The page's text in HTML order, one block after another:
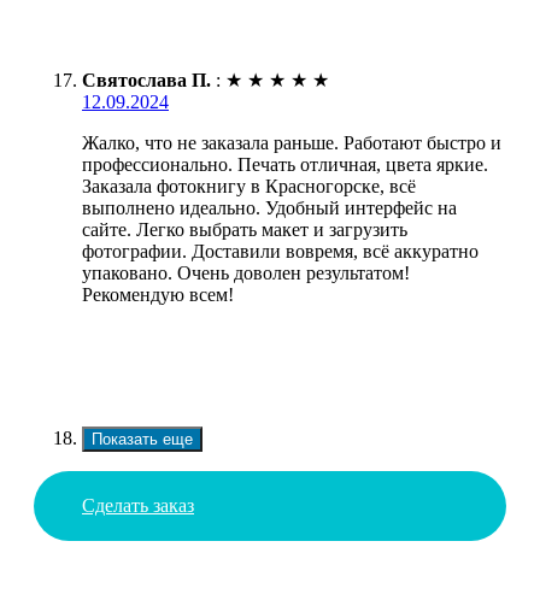
Святослава П. : ★ ★ ★ ★ ★
12.09.2024
Жалко, что не заказала раньше. Работают быстро и
профессионально. Печать отличная, цвета яркие.
Заказала фотокнигу в Красногорске, всё
выполнено идеально. Удобный интерфейс на
сайте. Легко выбрать макет и загрузить
фотографии. Доставили вовремя, всё аккуратно
упаковано. Очень доволен результатом!
Рекомендую всем!
Показать еще
Сделать заказ